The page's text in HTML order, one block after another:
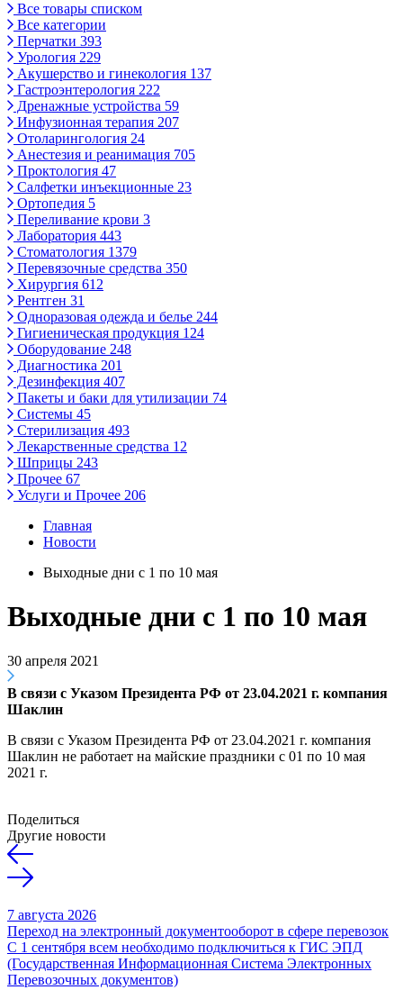
Все товары списком
Все категории
Перчатки 393
Урология 229
Акушерство и гинекология 137
Гастроэнтерология 222
Дренажные устройства 59
Инфузионная терапия 207
Отоларингология 24
Анестезия и реанимация 705
Проктология 47
Салфетки инъекционные 23
Ортопедия 5
Переливание крови 3
Лаборатория 443
Стоматология 1379
Перевязочные средства 350
Хирургия 612
Рентген 31
Одноразовая одежда и белье 244
Гигиеническая продукция 124
Оборудование 248
Диагностика 201
Дезинфекция 407
Пакеты и баки для утилизации 74
Системы 45
Стерилизация 493
Лекарственные средства 12
Шприцы 243
Прочее 67
Услуги и Прочее 206
Главная
Новости
Выходные дни с 1 по 10 мая
Выходные дни с 1 по 10 мая
30 апреля 2021
В связи с Указом Президента РФ от 23.04.2021 г. компания
Шаклин
В связи с Указом Президента РФ от 23.04.2021 г. компания
Шаклин не работает на майские праздники с 01 по 10 мая
2021 г.
Поделиться
Другие новости
7 августа 2026
Переход на электронный документооборот в сфере перевозок
С 1 сентября всем необходимо подключиться к ГИС ЭПД
(Государственная Информационная Система Электронных
Перевозочных документов)